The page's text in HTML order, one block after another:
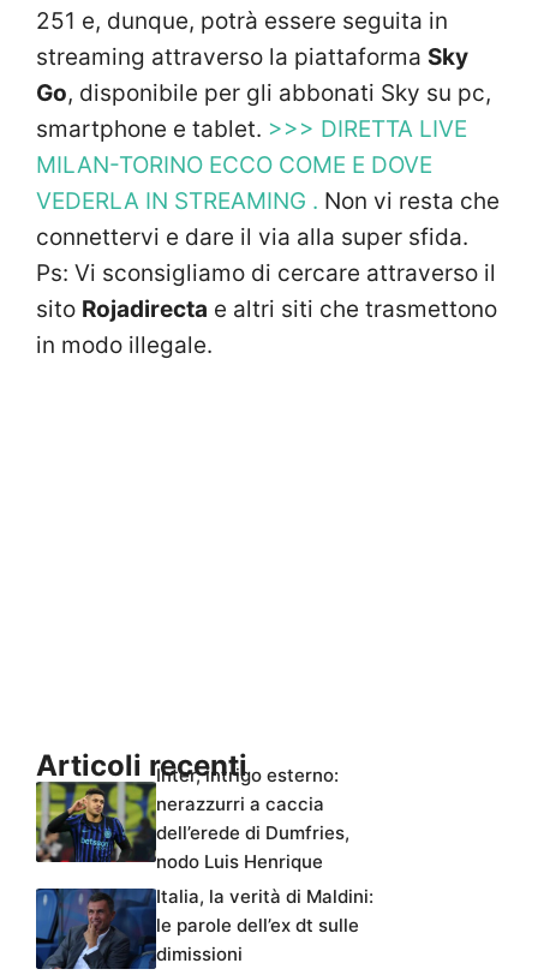
251 e, dunque, potrà essere seguita in
streaming attraverso la piattaforma Sky
Go, disponibile per gli abbonati Sky su pc,
smartphone e tablet. >>> DIRETTA LIVE
MILAN-TORINO ECCO COME E DOVE
VEDERLA IN STREAMING . Non vi resta che
connettervi e dare il via alla super sfida.
Ps: Vi sconsigliamo di cercare attraverso il
sito Rojadirecta e altri siti che trasmettono
in modo illegale.
Articoli recentiInter, intrigo esterno:
nerazzurri a caccia
dell’erede di Dumfries,
nodo Luis Henrique
Italia, la verità di Maldini:
le parole dell’ex dt sulle
dimissioni